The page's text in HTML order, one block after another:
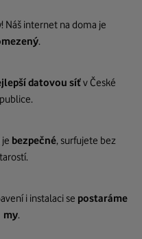
Náš internet na doma je
.
datovou síťv České
bezpečné, surfujete bez
i instalaci se postaráme
my.